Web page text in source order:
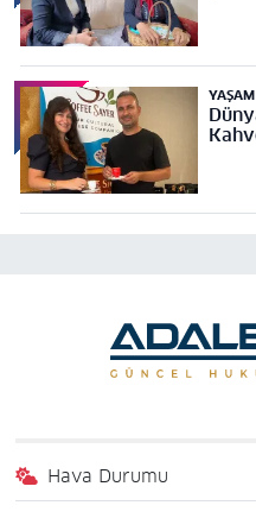
YAŞAM
Hava Durumu